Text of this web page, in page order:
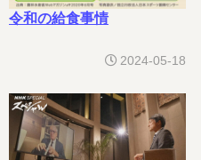
令和の給食事情
2024-05-18